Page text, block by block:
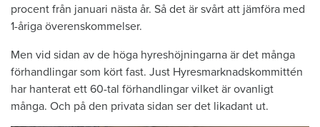
procent från januari nästa år. Så det är svårt att jämföra med
1-åriga överenskommelser.
Men vid sidan av de höga hyreshöjningarna är det många
förhandlingar som kört fast. Just Hyresmarknadskommittén
har hanterat ett 60-tal förhandlingar vilket är ovanligt
många. Och på den privata sidan ser det likadant ut.